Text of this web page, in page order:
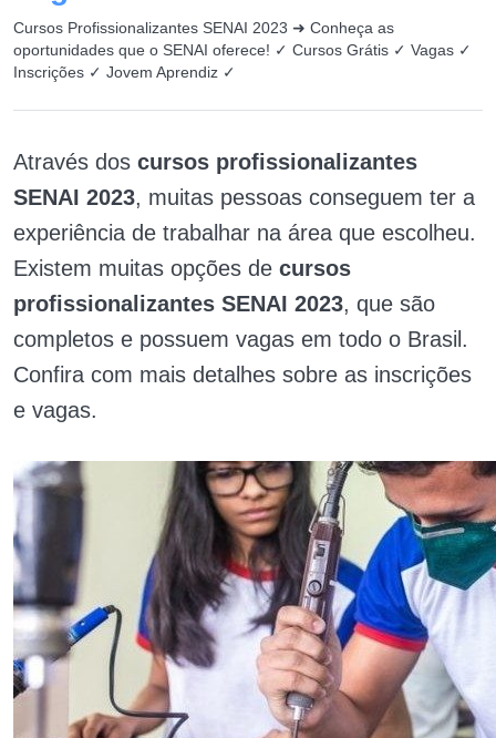
Cursos Profissionalizantes SENAI 2023 ➜ Conheça as
oportunidades que o SENAI oferece! ✓ Cursos Grátis ✓ Vagas ✓
Inscrições ✓ Jovem Aprendiz ✓
Através dos cursos profissionalizantes
SENAI 2023, muitas pessoas conseguem ter a
experiência de trabalhar na área que escolheu.
Existem muitas opções de cursos
profissionalizantes SENAI 2023, que são
completos e possuem vagas em todo o Brasil.
Confira com mais detalhes sobre as inscrições
e vagas.